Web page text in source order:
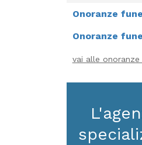
Onoranze
Onoranze
vai alle